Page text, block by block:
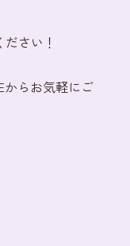
さい！
からお気軽にご